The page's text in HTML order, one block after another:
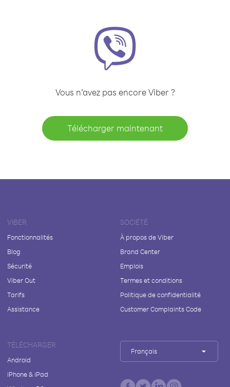
Vous n’avez pas encore Viber ?
Télécharger maintenant
VIBER
Fonctionnalités
Blog
Sécurité
Viber Out
Tarifs
Assistance
SOCIÉTÉ
À propos de Viber
Brand Center
Emplois
Termes et conditions
Politique de confidentialité
Customer Complaints Code
TÉLÉCHARGER
Android
iPhone & iPad
Français